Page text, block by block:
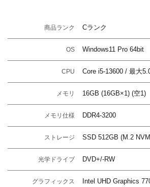
商品ランク Cランク
OS Windows11 Pro 64bit
CPU Core i5-13600 / 最大
メモリ 16GB (16GB×1) (空1)
メモリ仕様 DDR4-3200
ストレージ SSD 512GB (M.2
光学ドライブ DVD+/-RW
グラフィックス Intel UHD Graphics